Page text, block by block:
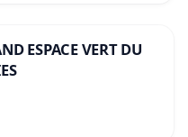
ESPACE VERT DU